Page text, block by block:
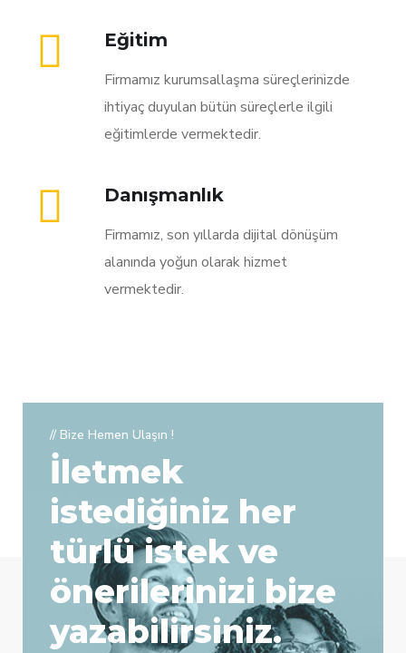
Eğitim
Firmamız kurumsallaşma süreçlerinizde
ihtiyaç duyulan bütün süreçlerle ilgili
eğitimlerde vermektedir.
Danışmanlık
Firmamız, son yıllarda dijital dönüşüm
alanında yoğun olarak hizmet
vermektedir.
// Bize Hemen Ulaşın !
İletmek
istediğiniz her
türlü istek ve
önerilerinizi bize
yazabilirsiniz.